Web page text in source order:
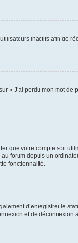
inactifs afin de
« J’ai perdu mon mot de
que votre compte soit
forum depuis un
fonctionnalité.
d’enregistrer le
et de déconnexion